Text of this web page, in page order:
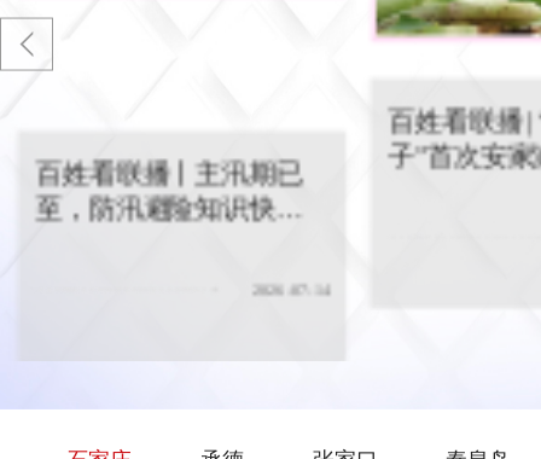
百姓看联播丨主汛期已至，防汛
百姓看联播丨主汛期已
至，防汛避险知识快收
2026-07-14
百姓看联播 | “凌
家滹
百姓看联播 |
子”首次安家